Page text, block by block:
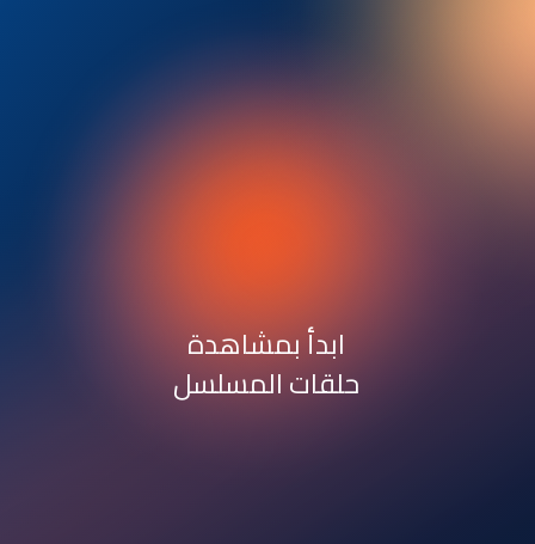
ابدأ بمشاهدة
حلقات المسلسل